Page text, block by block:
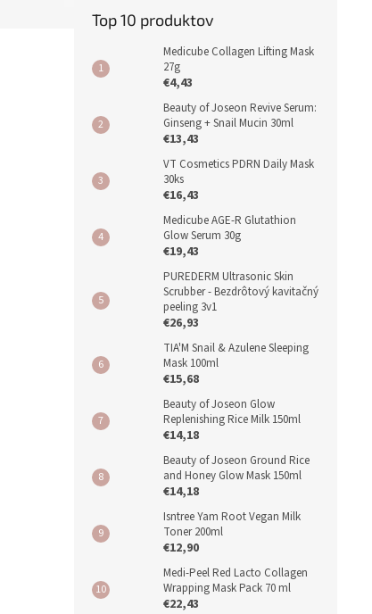
Top 10 produktov
Medicube Collagen Lifting Mask
27g
€4,43
Beauty of Joseon Revive Serum:
Ginseng + Snail Mucin 30ml
€13,43
VT Cosmetics PDRN Daily Mask
30ks
€16,43
Medicube AGE-R Glutathion
Glow Serum 30g
€19,43
PUREDERM Ultrasonic Skin
Scrubber - Bezdrôtový kavitačný
peeling 3v1
€26,93
TIA'M Snail & Azulene Sleeping
Mask 100ml
€15,68
Beauty of Joseon Glow
Replenishing Rice Milk 150ml
€14,18
Beauty of Joseon Ground Rice
and Honey Glow Mask 150ml
€14,18
Isntree Yam Root Vegan Milk
Toner 200ml
€12,90
Medi-Peel Red Lacto Collagen
Wrapping Mask Pack 70 ml
€22,43